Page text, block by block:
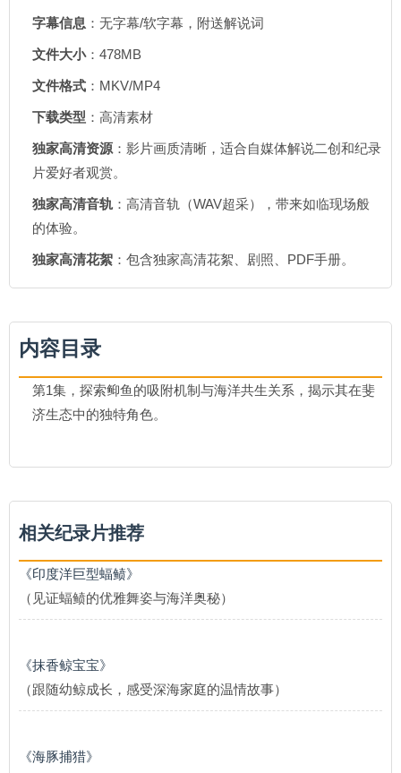
字幕信息 ：无字幕/软字幕，附送解说词
文件大小：478MB
文件格式 ：MKV/MP4
下载类型 ：高清素材
独家高清资源 ：影片画质清晰，适合自媒体解说二创和纪录
片爱好者观赏。
独家高清音轨 ：高清音轨（WAV超采），带来如临现场般
的体验。
独家高清花絮 ：包含独家高清花絮、剧照、PDF手册。
内容目录
第1集，探索䲟鱼的吸附机制与海洋共生关系，揭示其在斐
济生态中的独特角色。
相关纪录片推荐
《印度洋巨型蝠鲼》
（见证蝠鲼的优雅舞姿与海洋奥秘）
《抹香鲸宝宝》
（跟随幼鲸成长，感受深海家庭的温情故事）
《海豚捕猎》